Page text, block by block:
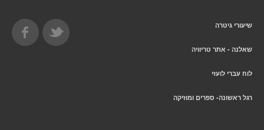
שיעורי גיטרה
שאלנה - אתר טריוויה
לוח עברי לועזי
רגל ראשונה- ספרים ומוזיקה